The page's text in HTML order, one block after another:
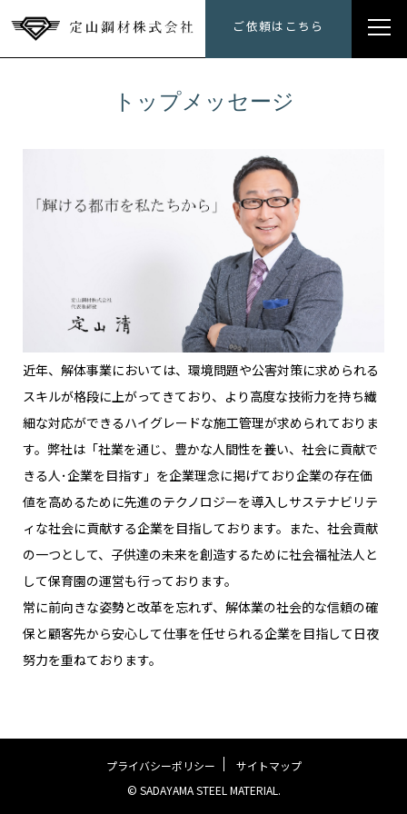
定山鋼材にできること
トップメッセージ
会社概要
ご依頼はこちら
トップメッセージ
近年、解体事業においては、環境問題や公害対策に求められる
スキルが格段に上がってきており、より高度な技術力を持ち繊
細な対応ができるハイグレードな施工管理が求められておりま
す。弊社は「社業を通じ、豊かな人間性を養い、社会に貢献で
きる人･企業を目指す」を企業理念に掲げており企業の存在価
値を高めるために先進のテクノロジーを導入しサステナビリテ
ィな社会に貢献する企業を目指しております。また、社会貢献
の一つとして、子供達の未来を創造するために社会福祉法人と
して保育園の運営も行っております。
常に前向きな姿勢と改革を忘れず、解体業の社会的な信頼の確
保と顧客先から安心して仕事を任せられる企業を目指して日夜
努力を重ねております。
プライバシーポリシー
サイトマップ
© SADAYAMA STEEL MATERIAL.